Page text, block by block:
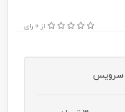
از 0 رای